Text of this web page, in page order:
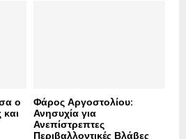
ο
Φάρος Αργοστολίου:
Ανησυχία για
Ανεπίστρεπτες
Περιβαλλοντικές Βλάβες